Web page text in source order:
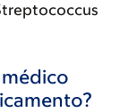
médico